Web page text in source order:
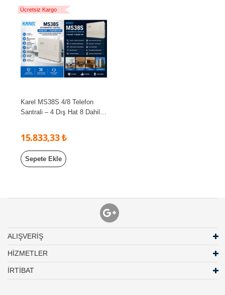
Ücretsiz Kargo
Karel MS38S 4/8 Telefon
Santrali – 4 Dış Hat 8 Dahili
15.833,33 ₺
Sepete Ekle
ALIŞVERİŞ
HİZMETLER
İRTİBAT